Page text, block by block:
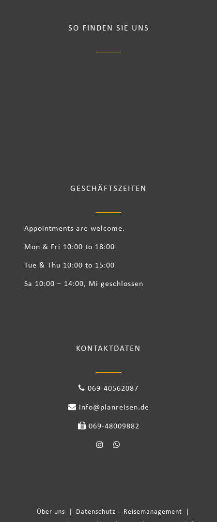
SO FINDEN SIE UNS
GESCHÄFTSZEITEN
Appointments are welcome.
Mon & Fri 10:00 to 18:00
Tue & Thu 10:00 to 15:00
Sa 10:00 – 14:00, Mi geschlossen
KONTAKTDATEN
069-40562087
info@planreisen.de
069-48009882
Über uns Datenschutz – Reisemanagement